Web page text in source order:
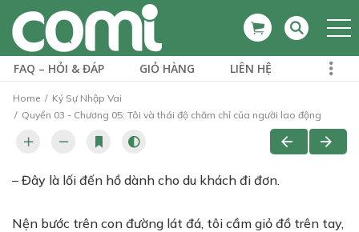
FAQ – HỎI & ĐÁP GIỎ HÀNG LIÊN HỆ
Home
Ký Sự Nhập Vai
Quyển 03 - Chương 05: Tôi và thái độ chăm chỉ của người lao động
– Đây là lối đến hồ dành cho du khách đi đơn.
Nện bước trên con đường lát đá, tôi cầm giỏ đồ trên tay,